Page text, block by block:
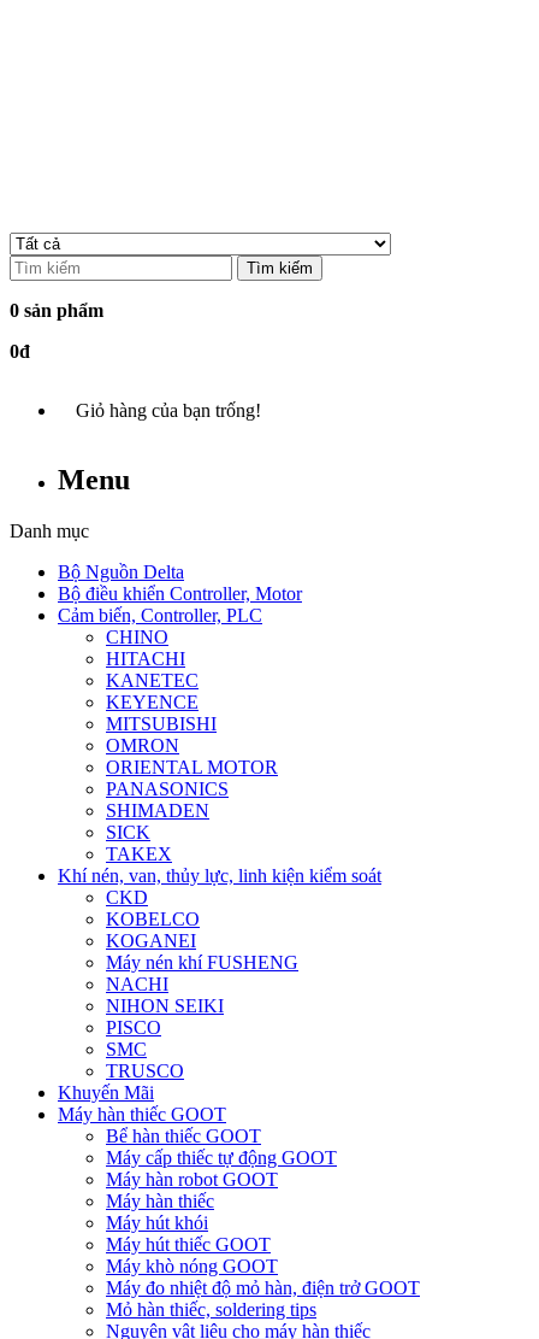
Tìm kiếm
0 sản phẩm
0đ
Giỏ hàng của bạn trống!
Menu
Danh mục
Bộ Nguồn Delta
Bộ điều khiển Controller, Motor
Cảm biến, Controller, PLC
CHINO
HITACHI
KANETEC
KEYENCE
MITSUBISHI
OMRON
ORIENTAL MOTOR
PANASONICS
SHIMADEN
SICK
TAKEX
Khí nén, van, thủy lực, linh kiện kiểm soát
CKD
KOBELCO
KOGANEI
Máy nén khí FUSHENG
NACHI
NIHON SEIKI
PISCO
SMC
TRUSCO
Khuyến Mãi
Máy hàn thiếc GOOT
Bể hàn thiếc GOOT
Máy cấp thiếc tự động GOOT
Máy hàn robot GOOT
Máy hàn thiếc
Máy hút khói
Máy hút thiếc GOOT
Máy khò nóng GOOT
Máy đo nhiệt độ mỏ hàn, điện trở GOOT
Mỏ hàn thiếc, soldering tips
Nguyên vật liệu cho máy hàn thiếc